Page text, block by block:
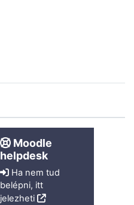
Moodle
helpdesk
Ha nem tud
belépni, itt
jelezheti